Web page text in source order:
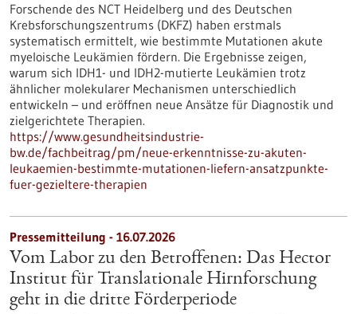
Forschende des NCT Heidelberg und des Deutschen
Krebsforschungszentrums (DKFZ) haben erstmals
systematisch ermittelt, wie bestimmte Mutationen akute
myeloische Leukämien fördern. Die Ergebnisse zeigen,
warum sich IDH1- und IDH2-mutierte Leukämien trotz
ähnlicher molekularer Mechanismen unterschiedlich
entwickeln – und eröffnen neue Ansätze für Diagnostik und
zielgerichtete Therapien.
https://www.gesundheitsindustrie-
bw.de/fachbeitrag/pm/neue-erkenntnisse-zu-akuten-
leukaemien-bestimmte-mutationen-liefern-ansatzpunkte-
fuer-gezieltere-therapien
Pressemitteilung - 16.07.2026
Vom Labor zu den Betroffenen: Das Hector
Institut für Translationale Hirnforschung
geht in die dritte Förderperiode